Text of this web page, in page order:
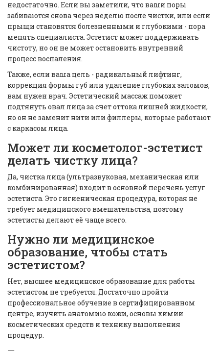
недостаточно. Если вы заметили, что ваши поры
забиваются снова через неделю после чистки, или если
прыщи становятся болезненными и глубокими - пора
менять специалиста. Эстетист может поддерживать
чистоту, но он не может остановить внутренний
процесс воспаления.
Также, если ваша цель - радикальный лифтинг,
коррекция формы губ или удаление глубоких заломов,
вам нужен врач. Эстетический массаж поможет
подтянуть овал лица за счет оттока лишней жидкости,
но он не заменит нити или филлеры, которые работают
с каркасом лица.
Может ли косметолог-эстетист
делать чистку лица?
Да, чистка лица (ультразвуковая, механическая или
комбинированная) входит в основной перечень услуг
эстетиста. Это гигиеническая процедура, которая не
требует медицинского вмешательства, поэтому
эстетисты делают её чаще всего.
Нужно ли медицинское
образование, чтобы стать
эстетистом?
Нет, высшее медицинское образование для работы
эстетистом не требуется. Достаточно пройти
профессиональное обучение в сертифицированном
центре, изучить анатомию кожи, основы химии
косметических средств и технику выполнения
процедур.